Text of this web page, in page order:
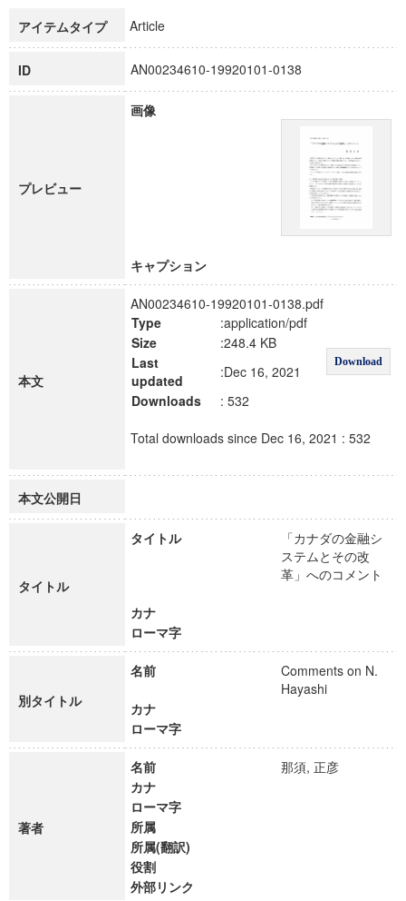
博士課程教育リーディングプログラム「超成熟社会発展のサ
アイテムタイプ Article
ID AN00234610-19920101-0138
プレビュー
画像
キャプション
本文
AN00234610-19920101-0138.pdf
Type
:application/pdf
Download
Size
:248.4 KB
Last
updated
:Dec 16, 2021
Downloads
: 532
Total downloads since Dec 16, 2021 : 532
本文公開日
タイトル
タイトル
「カナダの金融シ
ステムとその改
革」へのコメント
カナ
ローマ字
別タイトル
名前
Comments on N.
Hayashi
カナ
ローマ字
著者
名前
那須, 正彦
カナ
ローマ字
所属
所属(翻訳)
役割
外部リンク